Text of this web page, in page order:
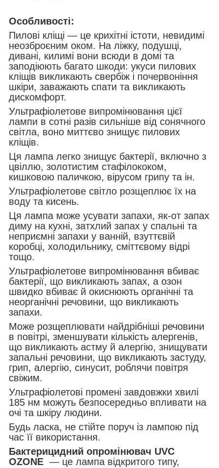
Особливості:
Пилові кліщі — це крихітні істоти, невидимі
неозброєним оком. На ліжку, подушці,
дивані, килимі вони всюди в домі та
заподіюють багато шкоди: укуси пилових
кліщів викликають свербіж і почервоніння
шкіри, заважають спати та викликають
дискомфорт.
Ультрафіолетове випромінювання цієї
лампи в сотні разів сильніше від сонячного
світла, воно миттєво знищує пилових
кліщів.
Ця лампа легко знищує бактерії, включно з
цвіллю, золотистим стафілококом,
кишковою паличкою, вірусом грипу та ін.
Ультрафіолетове світло розщеплює їх на
воду та кисень.
Ця лампа може усувати запахи, як-от запах
диму на кухні, затхлий запах у спальні та
неприємні запахи у ванній, взуттєвій
коробці, холодильнику, сміттєвому відрі
тощо.
Ультрафіолетове випромінювання вбиває
бактерії, що викликають запах, а озон
швидко вбиває й окиснюють органічні та
неорганічні речовини, що викликають
запахи.
Може розщеплювати найдрібніші речовини
в повітрі, зменшувати кількість алергенів,
що викликають астму й алергію, знищувати
запальні речовини, що викликають застуду,
грип, алергію, синусит, роблячи повітря
свіжим.
Ультрафіолетові промені завдовжки хвилі
185 нм можуть безпосередньо впливати на
очі та шкіру людини.
Будь ласка, не стійте поруч із лампою під
час її використання.
Бактерицидний опромінювач UVC
OZONE — це лампа відкритого типу,